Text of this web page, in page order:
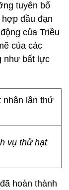
tuyên bố
đầu đạn
của Triều
của các
như bất lực
vụ thử hạt
hoàn thành